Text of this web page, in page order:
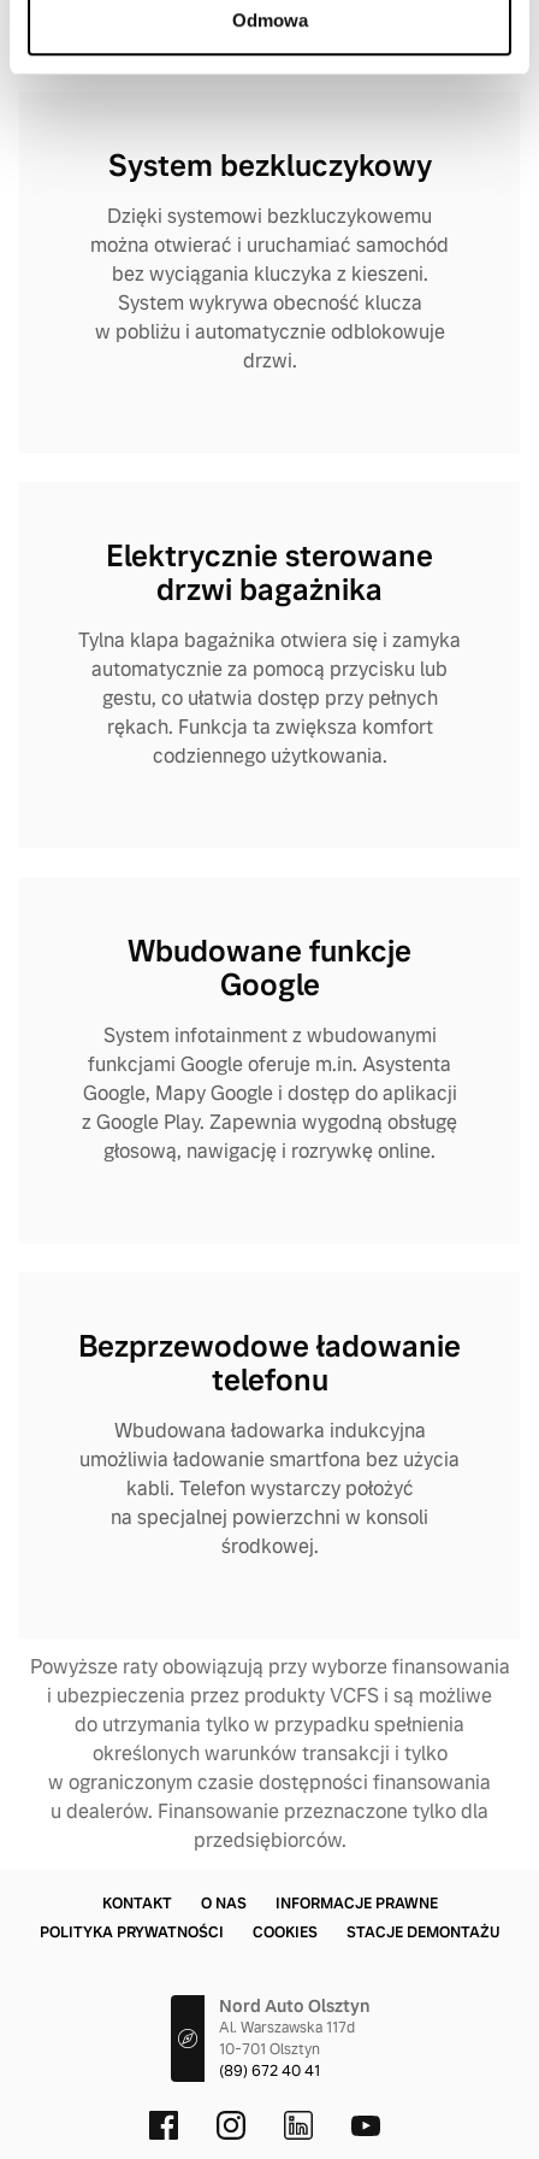
Odmowa
System bezkluczykowy
Dzięki systemowi bezkluczykowemu
można otwierać i uruchamiać samochód
bez wyciągania kluczyka z kieszeni.
System wykrywa obecność klucza
w pobliżu i automatycznie odblokowuje
drzwi.
Elektrycznie sterowane
drzwi bagażnika
Tylna klapa bagażnika otwiera się i zamyka
automatycznie za pomocą przycisku lub
gestu, co ułatwia dostęp przy pełnych
rękach. Funkcja ta zwiększa komfort
codziennego użytkowania.
Wbudowane funkcje
Google
System infotainment z wbudowanymi
funkcjami Google oferuje m.in. Asystenta
Google, Mapy Google i dostęp do aplikacji
z Google Play. Zapewnia wygodną obsługę
głosową, nawigację i rozrywkę online.
Bezprzewodowe ładowanie
telefonu
Wbudowana ładowarka indukcyjna
umożliwia ładowanie smartfona bez użycia
kabli. Telefon wystarczy położyć
na specjalnej powierzchni w konsoli
środkowej.
Powyższe raty obowiązują przy wyborze finansowania
i ubezpieczenia przez produkty VCFS i są możliwe
do utrzymania tylko w przypadku spełnienia
określonych warunków transakcji i tylko
w ograniczonym czasie dostępności finansowania
u dealerów. Finansowanie przeznaczone tylko dla
przedsiębiorców.
KONTAKT O NAS
INFORMACJE PRAWNE
POLITYKA PRYWATNOŚCI
COOKIES STACJE DEMONTAŻU
Nord Auto Olsztyn
Al. Warszawska 117d
10-701 Olsztyn
(89) 672 40 41